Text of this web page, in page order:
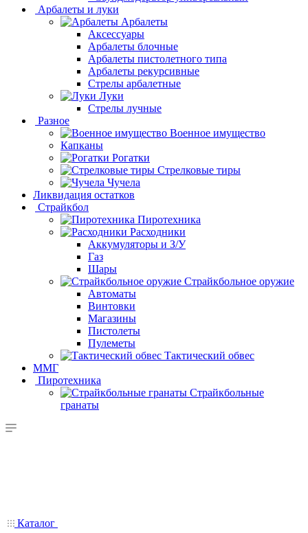
Арбалеты и луки
Арбалеты
Аксессуары
Арбалеты блочные
Арбалеты пистолетного типа
Арбалеты рекурсивные
Стрелы арбалетные
Луки
Стрелы лучные
Разное
Военное имущество
Капканы
Рогатки
Стрелковые тиры
Чучела
Ликвидация остатков
Страйкбол
Пиротехника
Расходники
Аккумуляторы и З/У
Газ
Шары
Страйкбольное оружие
Автоматы
Винтовки
Магазины
Пистолеты
Пулеметы
Тактический обвес
ММГ
Пиротехника
Страйкбольные
гранаты
Каталог